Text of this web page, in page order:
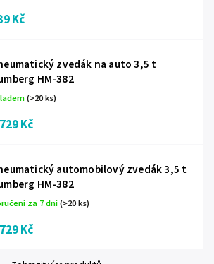
Kč
zvedák na auto 3,5 t
HM-382
(>20 ks)
Kč
automobilový zvedák 3,5 t
HM-382
za 7 dní(>20 ks)
Kč